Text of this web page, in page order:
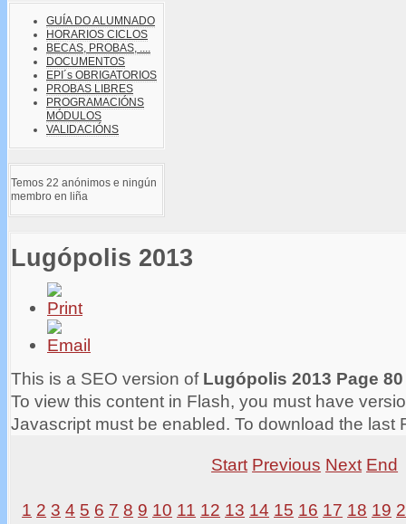
GUÍA DO ALUMNADO
HORARIOS CICLOS
BECAS, PROBAS, ....
DOCUMENTOS
EPI´s OBRIGATORIOS
PROBAS LIBRES
PROGRAMACIÓNS
MÓDULOS
VALIDACIÓNS
Temos 22 anónimos e ningún
membro en liña
Lugópolis 2013
This is a SEO version of Lugópolis 2013 Page 80
To view this content in Flash, you must have
Javascript must be enabled. To download the last
Start Previous Next End
1 2 3 4 5 6 7 8 9 10 11 12 13 14 15 16 17 18 19